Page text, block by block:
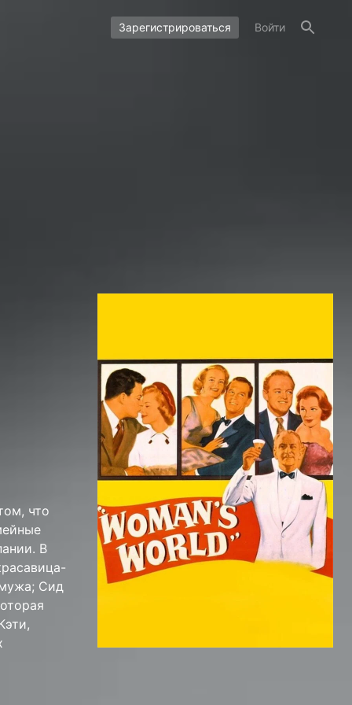
Зарегистрироваться Войти
что
В
Сид